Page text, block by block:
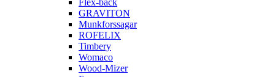
Flex-back
GRAVITON
Munkforssagar
ROFELIX
Timbery
Womaco
Wood-Mizer